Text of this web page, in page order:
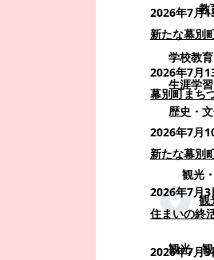
教
学校教育
生涯学習
歴史・
観光
観
観光
2026年7月
新たな幕別
2026年7月
幕別町まち
2026年7月
新たな幕別
2026年7月3
住まいの終
2026年7月3